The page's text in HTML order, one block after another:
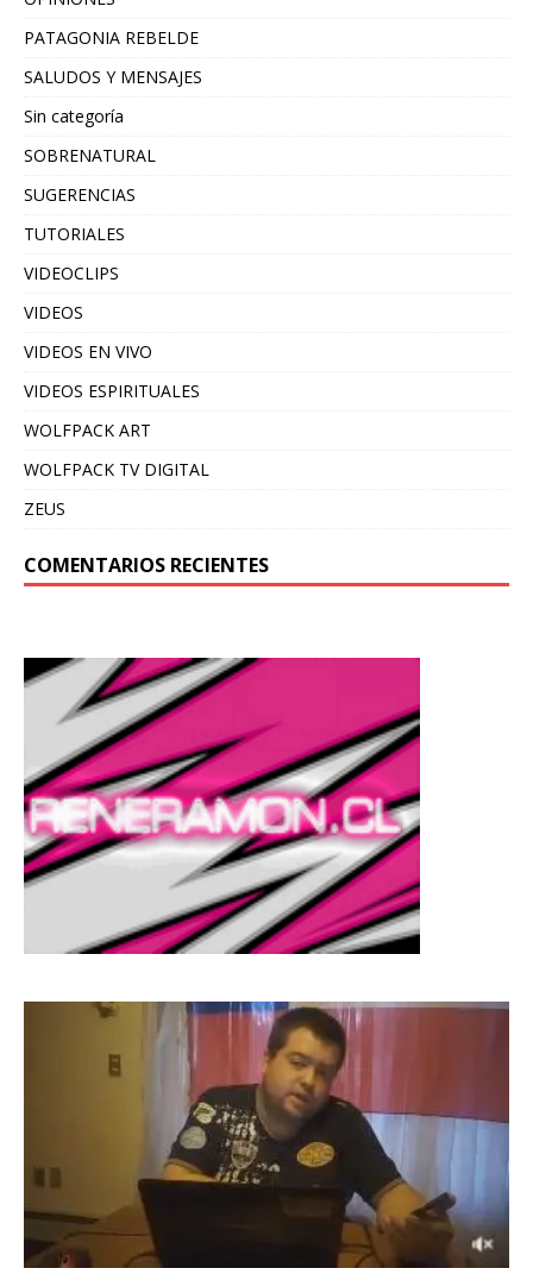
PATAGONIA REBELDE
SALUDOS Y MENSAJES
Sin categoría
SOBRENATURAL
SUGERENCIAS
TUTORIALES
VIDEOCLIPS
VIDEOS
VIDEOS EN VIVO
VIDEOS ESPIRITUALES
WOLFPACK ART
WOLFPACK TV DIGITAL
ZEUS
COMENTARIOS RECIENTES